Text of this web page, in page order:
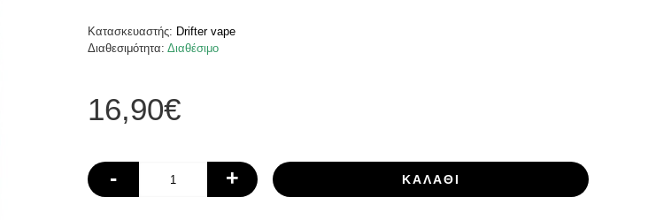
Κατασκευαστής: Drifter vape
Διαθεσιμότητα: Διαθέσιμο
16,90€
- + ΚΑΛΆΘΙ